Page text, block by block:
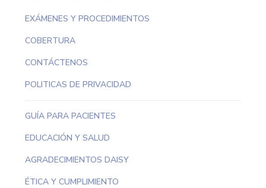
EXÁMENES Y PROCEDIMIENTOS
COBERTURA
CONTÁCTENOS
POLITICAS DE PRIVACIDAD
GUÍA PARA PACIENTES
EDUCACIÓN Y SALUD
AGRADECIMIENTOS DAISY
ÉTICA Y CUMPLIMIENTO